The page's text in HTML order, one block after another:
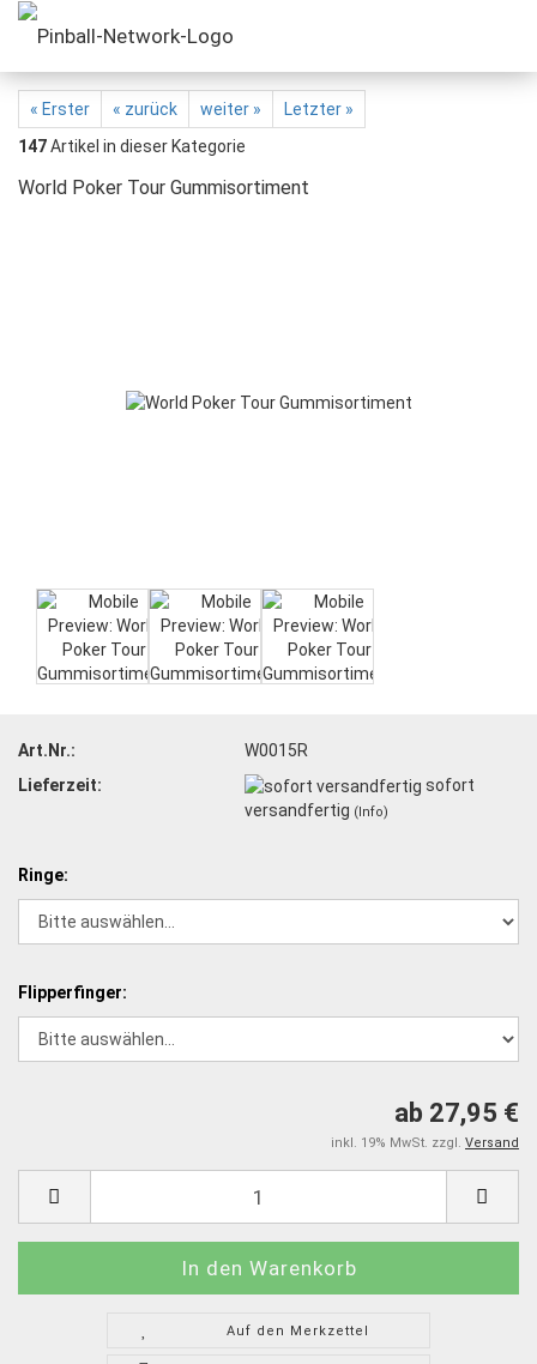
« Erster « zurück weiter »
Letzter »
147Artikel in dieser Kategorie
World Poker Tour Gummisortiment
Art.Nr.:
W0015R
Lieferzeit:
sofort
versandfertig (Info)
Ringe:
Flipperfinger:
ab 27,95 €
inkl. 19% MwSt. zzgl. Versand
Auf den Merkzettel